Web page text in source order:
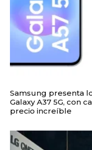
Samsung presenta
Galaxy A37 5G, con
precio increíble